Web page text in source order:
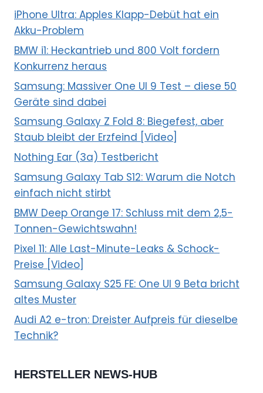
iPhone Ultra: Apples Klapp-Debüt hat ein
Akku-Problem
BMW i1: Heckantrieb und 800 Volt fordern
Konkurrenz heraus
Samsung: Massiver One UI 9 Test – diese 50
Geräte sind dabei
Samsung Galaxy Z Fold 8: Biegefest, aber
Staub bleibt der Erzfeind [Video]
Nothing Ear (3a) Testbericht
Samsung Galaxy Tab S12: Warum die Notch
einfach nicht stirbt
BMW Deep Orange 17: Schluss mit dem 2,5-
Tonnen-Gewichtswahn!
Pixel 11: Alle Last-Minute-Leaks & Schock-
Preise [Video]
Samsung Galaxy S25 FE: One UI 9 Beta bricht
altes Muster
Audi A2 e-tron: Dreister Aufpreis für dieselbe
Technik?
HERSTELLER NEWS-HUB